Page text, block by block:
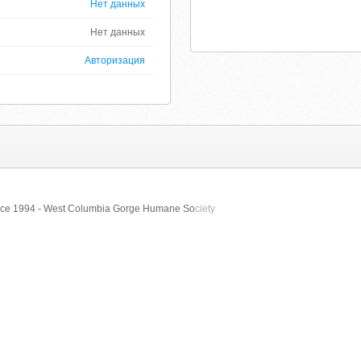
Нет данных
Нет данных
Авторизация
1994 - West Columbia Gorge Humane Society